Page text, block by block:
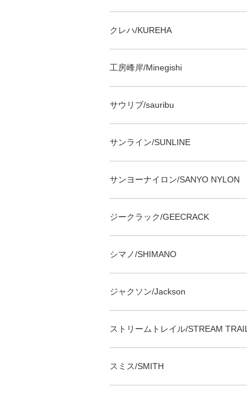
クレハ/KUREHA
工房峰岸/Minegishi
サウリブ/sauribu
サンライン/SUNLINE
サンヨーナイロン/SANYO NYLON
ジークラック/GEECRACK
シマノ/SHIMANO
ジャクソン/Jackson
ストリームトレイル/STREAM TRAIL
スミス/SMITH